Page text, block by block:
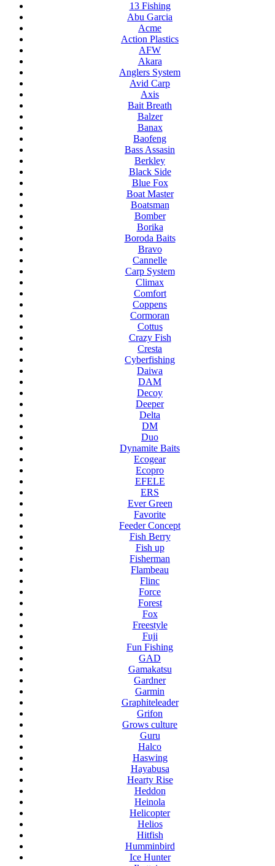
13 Fishing
Abu Garcia
Acme
Action Plastics
AFW
Akara
Anglers System
Avid Carp
Axis
Bait Breath
Balzer
Banax
Baofeng
Bass Assasin
Berkley
Black Side
Blue Fox
Boat Master
Boatsman
Bomber
Borika
Boroda Baits
Bravo
Cannelle
Carp System
Climax
Comfort
Coppens
Cormoran
Cottus
Crazy Fish
Cresta
Cyberfishing
Daiwa
DAM
Decoy
Deeper
Delta
DM
Duo
Dynamite Baits
Ecogear
Ecopro
EFELE
ERS
Ever Green
Favorite
Feeder Concept
Fish Berry
Fish up
Fisherman
Flambeau
Flinc
Force
Forest
Fox
Freestyle
Fuji
Fun Fishing
GAD
Gamakatsu
Gardner
Garmin
Graphiteleader
Grifon
Grows culture
Guru
Halco
Haswing
Hayabusa
Hearty Rise
Heddon
Heinola
Helicopter
Helios
Hitfish
Humminbird
Ice Hunter